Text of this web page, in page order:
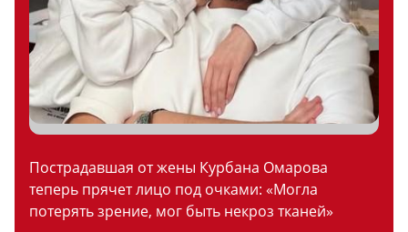
Пострадавшая от жены Курбана Омарова
теперь прячет лицо под очками: «Могла
потерять зрение, мог быть некроз тканей»